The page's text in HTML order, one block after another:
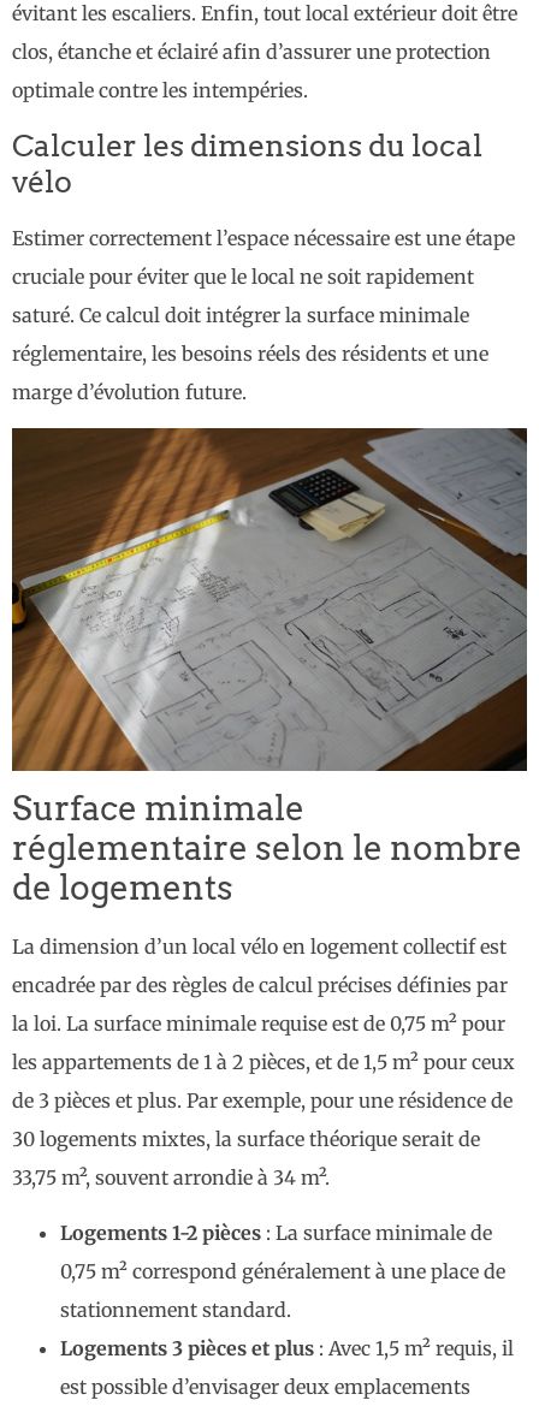
évitant les escaliers. Enfin, tout local extérieur doit être
clos, étanche et éclairé afin d’assurer une protection
optimale contre les intempéries.
Calculer les dimensions du local
vélo
Estimer correctement l’espace nécessaire est une étape
cruciale pour éviter que le local ne soit rapidement
saturé. Ce calcul doit intégrer la surface minimale
réglementaire, les besoins réels des résidents et une
marge d’évolution future.
Surface minimale
réglementaire selon le nombre
de logements
La dimension d’un local vélo en logement collectif est
encadrée par des règles de calcul précises définies par
la loi. La surface minimale requise est de 0,75 m² pour
les appartements de 1 à 2 pièces, et de 1,5 m² pour ceux
de 3 pièces et plus. Par exemple, pour une résidence de
30 logements mixtes, la surface théorique serait de
33,75 m², souvent arrondie à 34 m².
Logements 1-2 pièces : La surface minimale de
0,75 m² correspond généralement à une place de
stationnement standard.
Logements 3 pièces et plus : Avec 1,5 m² requis, il
est possible d’envisager deux emplacements